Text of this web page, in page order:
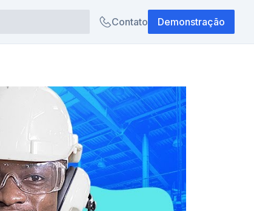
Contato Demonstração